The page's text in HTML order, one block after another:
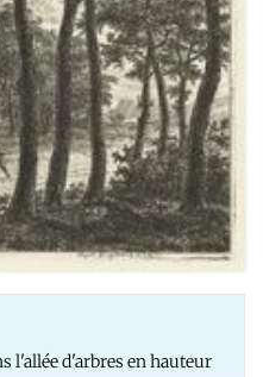
l'allée d'arbres en hauteur